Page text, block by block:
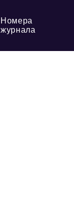
Номера
журнала